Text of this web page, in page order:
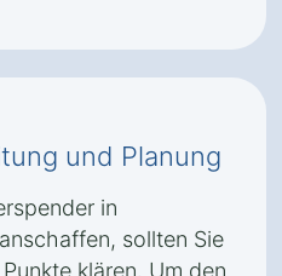
und Planung
in
sollten Sie
klären. Um den